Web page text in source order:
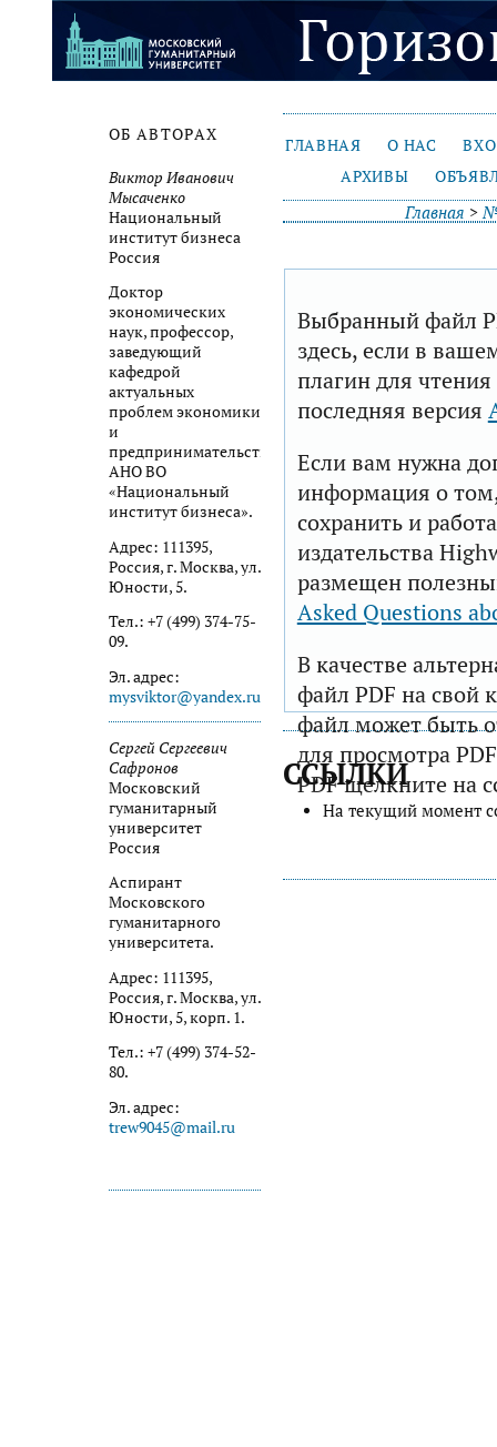
ОБ АВТОРАХ
Виктор Иванович
Мысаченко
Национальный
институт бизнеса
Россия
Доктор
экономических
наук, профессор,
заведующий
кафедрой
актуальных
проблем экономики
и
предпринимательства
АНО ВО
«Национальный
институт бизнеса».
Адрес: 111395,
Россия, г. Москва, ул.
Юности, 5.
Тел.: +7 (499) 374-75-
09.
Эл. адрес:
mysviktor@yandex.ru
Сергей Сергеевич
Сафронов
Московский
гуманитарный
университет
Россия
Аспирант
Московского
гуманитарного
университета.
Адрес: 111395,
Россия, г. Москва, ул.
Юности, 5, корп. 1.
Тел.: +7 (499) 374-52-
80.
Эл. адрес:
trew9045@mail.ru
ГЛАВНАЯ О НАС
АРХИВЫ
Главная >№
Выбранный файл
здесь, если в
плагин для
последняя версия
Если вам нужна
информация о том,
сохранить и
издательства
размещен
Asked Questions
В качестве
файл PDF на свой
файл может быть
для просмотра
PDF щелкните на
ССЫЛКИ
На текущий момент